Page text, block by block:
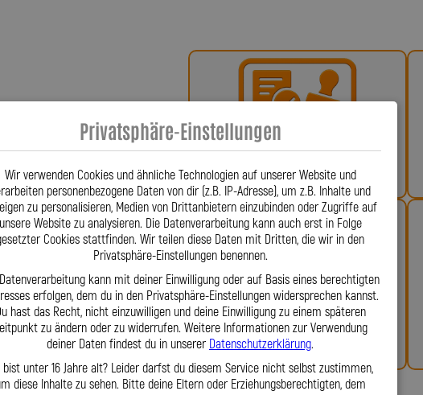
für Stahlflex-Leitungen, um ein
Innovation patentieren – eine
Seither sind Stahlflex-
Für Fahrzeuge wie Alfa
HSN 4136, TSN 370)
auf jedes Detail. Dank
können wir nahezu jedes
sagt: „Gibt es nicht
Lagerbestand gewährleisten wir
Unser erfahrenes Team steht
Verfügung. Mit der Lothar Spiegler
deutschen Hersteller,
Sonderlösungen – zuverlässig,
Bei uns erhalten Sie eine ABE
oder ein Teilegutachten!
Fragen? Unser Team ist täglich
per Telefon oder Mail für Sie da.
Privatsphäre-Einstellungen
Wir verwenden Cookies und ähnliche Technologien auf unserer Website und
personenbezogene Daten von dir (z.B. IP-Adresse), um z.B. Inhalte und
zu personalisieren, Medien von Drittanbietern einzubinden oder Zugriffe auf
unsere Website zu analysieren. Die Datenverarbeitung kann auch erst in Folge
Cookies stattfinden. Wir teilen diese Daten mit Dritten, die wir in den
Privatsphäre-Einstellungen benennen.
kann mit deiner Einwilligung oder auf Basis eines berechtigten
erfolgen, dem du in den Privatsphäre-Einstellungen widersprechen kannst.
hast das Recht, nicht einzuwilligen und deine Einwilligung zu einem späteren
zu ändern oder zu widerrufen. Weitere Informationen zur Verwendung
deiner Daten findest du in unserer Datenschutzerklärung.
bist unter 16 Jahre alt? Leider darfst du diesem Service nicht selbst zustimmen,
diese Inhalte zu sehen. Bitte deine Eltern oder Erziehungsberechtigten, dem